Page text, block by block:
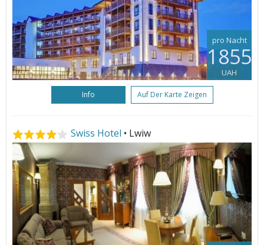
pro Nacht
1855
UAH
Info Auf Der Karte Zeigen
Swiss Hotel • Lwiw